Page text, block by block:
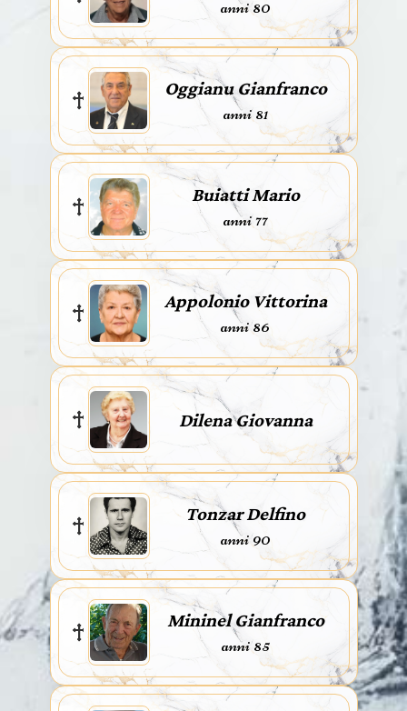
anni 80
Oggianu Gianfranco
anni 81
Buiatti Mario
anni 77
Appolonio Vittorina
anni 86
Dilena Giovanna
Tonzar Delfino
anni 90
Mininel Gianfranco
anni 85